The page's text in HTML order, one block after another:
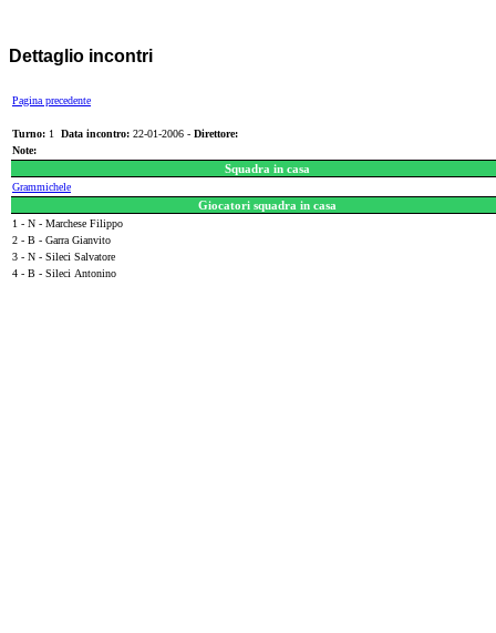
Dettaglio incontri
Pagina precedente
Turno: 1 Data incontro: 22-01-2006 - Direttore:
Note:
Squadra in casa
Grammichele
Giocatori squadra in casa
1 - N - Marchese Filippo
2 - B - Garra Gianvito
3 - N - Sileci Salvatore
4 - B - Sileci Antonino